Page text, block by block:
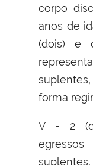
corpo
anos de
(dois) e
forma
V - 2
suplentes,